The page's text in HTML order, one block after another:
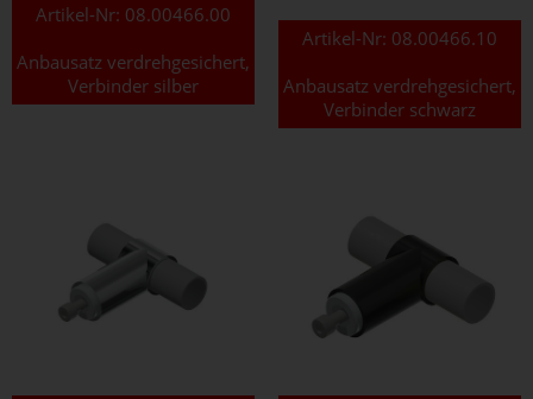
Artikel-Nr: 08.00466.00
Anbausatz verdrehgesichert,
Verbinder silber
Artikel-Nr: 08.00466.10
Anbausatz verdrehgesichert,
Verbinder schwarz